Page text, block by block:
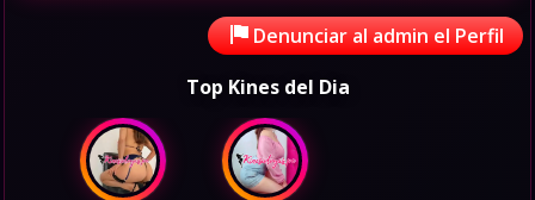
Denunciar al admin el Perfil
Top Kines del Dia